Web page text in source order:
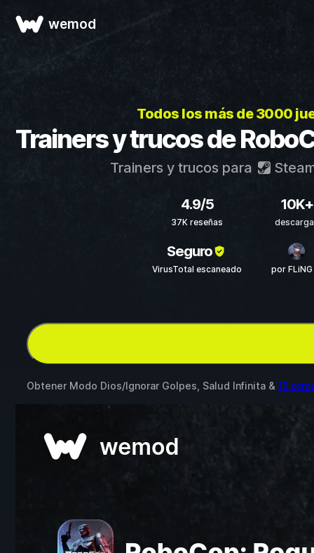
wemod
Todos los más de 3000
Trainers y trucos de
Trainers y trucos para
4.9/5
37K reseñas
10K+
Seguro
VirusTotal escaneado por
Obtener Modo Dios/Ignorar Golpes, Salud Infinita & 15